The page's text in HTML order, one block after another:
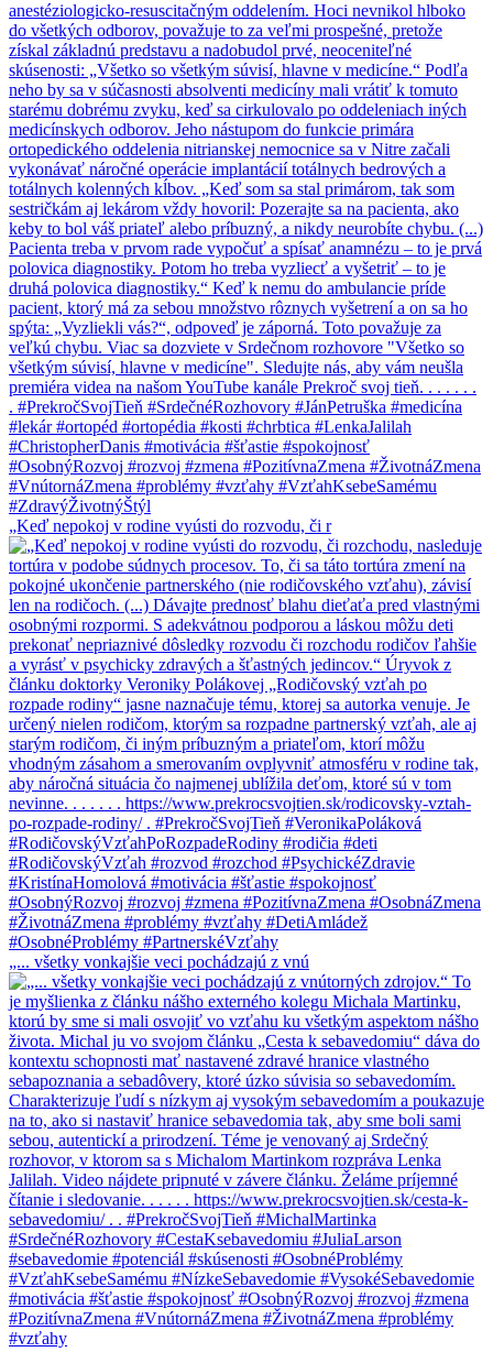
„Keď nepokoj v rodine vyústi do rozvodu, či r
„... všetky vonkajšie veci pochádzajú z vnú